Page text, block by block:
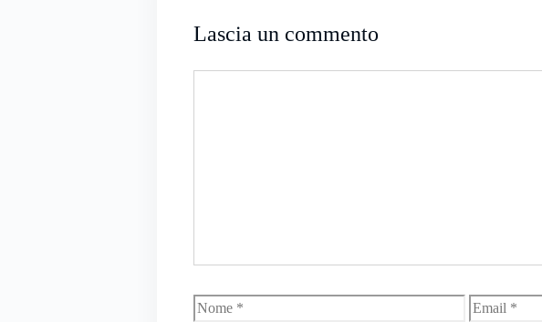
Lascia un commento
Nome Email